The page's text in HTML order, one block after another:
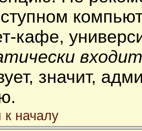
кафе,
значит,
к началу